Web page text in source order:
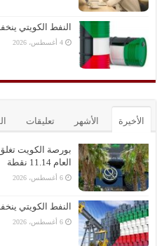
النفط الكويتي ينخفض إلى 73.24
4 أغسطس، 2026
الأخيرة الأشهر تعليقات
بورصة الكويت
العام 11.14 نقطة
6 أغسطس، 2026
النفط الكويتي ينخفض إلى 74.33
6 أغسطس، 2026